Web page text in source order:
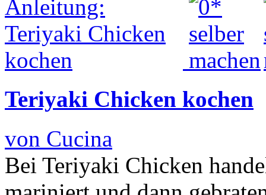
Teriyaki Chicken kochen
von Cucina
Bei Teriyaki Chicken